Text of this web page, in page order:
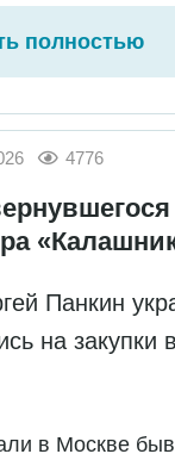
полностью
4776
Панкин
на
в Москве